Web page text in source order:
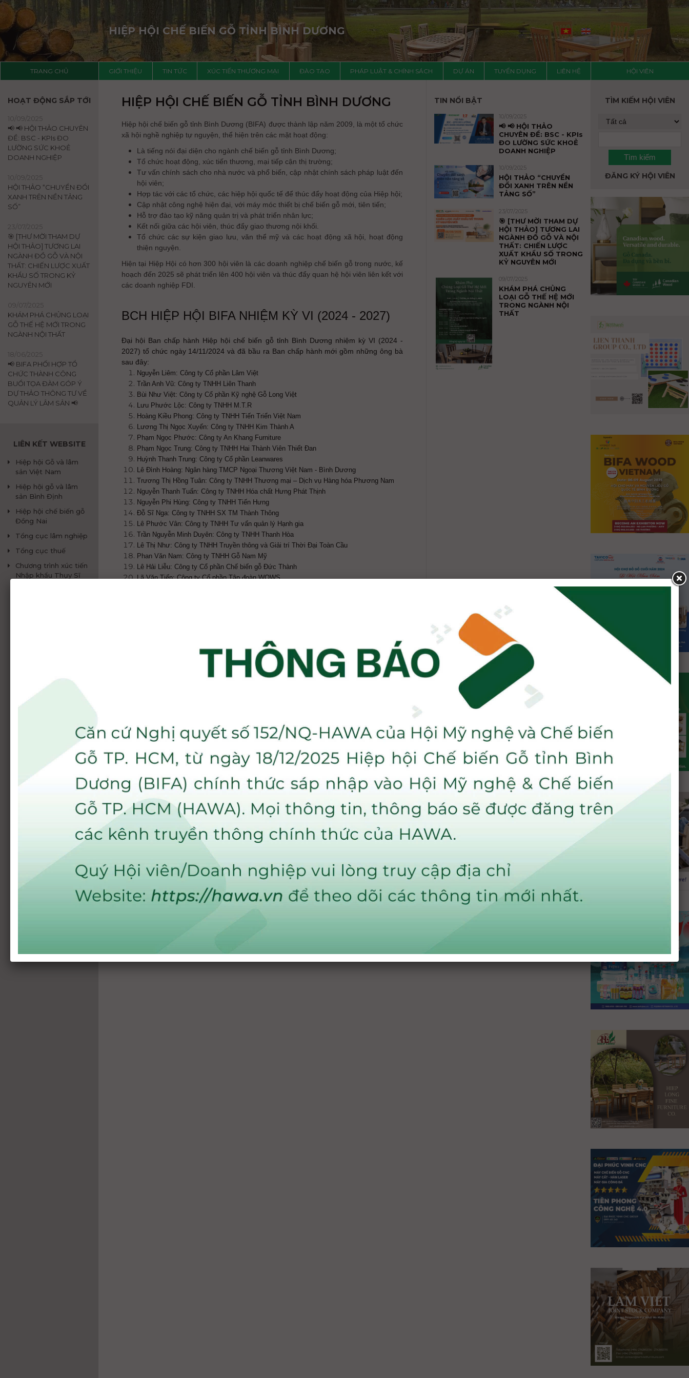
HIỆP HỘI CHẾ BIẾN GỖ TỈNH BÌNH DƯƠNG
TRANG CHỦ GIỚI THIỆU TIN TỨC XÚC TIẾN THƯƠNG MẠI ĐÀO TẠO PHÁP LUẬT & CHÍNH SÁCH DỰ ÁN TUYỂN DỤNG LIÊN HỆ HỘI VIÊN
HOẠT ĐỘNG SẮP TỚI
10/09/2025
📢 📢 HỘI THẢO CHUYÊN
ĐỀ: BSC - KPIs ĐO
LƯỜNG SỨC KHOẺ
DOANH NGHIỆP
10/09/2025
HỘI THẢO “CHUYỂN ĐỔI
XANH TRÊN NỀN TẢNG
SỐ”
23/07/2025
🎯 [THƯ MỜI THAM DỰ
HỘI THẢO] TƯƠNG LAI
NGÀNH ĐỒ GỖ VÀ NỘI
THẤT: CHIẾN LƯỢC XUẤT
KHẨU SỐ TRONG KỶ
NGUYÊN MỚI
09/07/2025
KHÁM PHÁ CHỦNG LOẠI
GỖ THẾ HỆ MỚI TRONG
NGÀNH NỘI THẤT
18/06/2025
📢 BIFA PHỐI HỢP TỔ
CHỨC THÀNH CÔNG
BUỔI TỌA ĐÀM GÓP Ý
DỰ THẢO THÔNG TƯ VỀ
QUẢN LÝ LÂM SẢN 📢
LIÊN KẾT WEBSITE
Hiệp hội Gỗ và lâm
sản Việt Nam
Hiệp hội gỗ và lâm
sản Bình Định
Hiệp hội chế biến gỗ
Đồng Nai
Tổng cục lâm nghiệp
Tổng cục thuế
Chương trình xúc tiến
Nhập khẩu Thụy Sĩ
HIỆP HỘI CHẾ BIẾN GỖ TỈNH BÌNH DƯƠNG
Hiệp hội chế biến gỗ tỉnh Bình Dương (BIFA) được thành lập năm 2009, là một tổ chức
xã hội nghề nghiệp tự nguyện, thể hiện trên các mặt hoạt động:
Là tiếng nói đại diện cho ngành chế biến gỗ tỉnh Bình Dương;
Tổ chức hoạt động, xúc tiến thương, mại tiếp cận thị trường;
Tư vấn chính sách cho nhà nước và phổ biến, cập nhật chính sách pháp luật đến
hội viên;
Hợp tác với các tổ chức, các hiệp hội quốc tế để thúc đẩy hoạt động của Hiệp hội;
Cập nhật công nghệ hiện đại, với máy móc thiết bị chế biến gỗ mới, tiên tiến;
Hỗ trợ đào tạo kỹ năng quản trị và phát triển nhân lực;
Kết nối giữa các hội viên, thúc đẩy giao thương nội khối.
Tổ chức các sự kiện giao lưu, văn thể mỹ và các hoạt động xã hội, hoạt động
thiện nguyện.
Hiện tại Hiệp Hội có hơn 300 hội viên là các doanh nghiệp chế biến gỗ trong nước, kế
hoạch đến 2025 sẽ phát triển lên 400 hội viên và thúc đẩy quan hệ hội viên liên kết với
các doanh nghiệp FDI.
BCH HIỆP HỘI BIFA NHIỆM KỲ VI (2024 - 2027)
Đại hội Ban chấp hành Hiệp hội chế biến gỗ tỉnh Bình Dương nhiệm kỳ VI (2024 -
2027) tổ chức ngày 14/11/2024 và đã bầu ra Ban chấp hành mới gồm những ông bà
sau đây:
Nguyễn Liêm: Công ty Cổ phần Lâm Việt
Trần Anh Vũ: Công ty TNHH Liên Thanh
Bùi Như Việt: Công ty Cổ phần Kỹ nghệ Gỗ Long Việt
Lưu Phước Lộc: Công ty TNHH M.T.R
Hoàng Kiều Phong: Công ty TNHH Tiến Triển Việt Nam
Lương Thị Ngọc Xuyến: Công ty TNHH Kim Thành A
Phạm Ngọc Phước: Công ty An Khang Furniture
Phạm Ngọc Trung: Công ty TNHH Hai Thành Viên Thiết Đan
Huỳnh Thanh Trung: Công ty Cổ phần Leanwares
Lê Đình Hoàng: Ngân hàng TMCP Ngoại Thương Việt Nam - Bình Dương
Trương Thị Hồng Tuân: Công ty TNHH Thương mại – Dịch vụ Hàng hóa Phương Nam
Nguyễn Thanh Tuấn: Công ty TNHH Hóa chất Hưng Phát Thịnh
Nguyễn Phi Hùng: Công ty TNHH Tiến Hưng
Đỗ Sĩ Nga: Công ty TNHH SX TM Thành Thông
Lê Phước Vân: Công ty TNHH Tư vấn quản lý Hạnh gia
Trần Nguyễn Minh Duyên: Công ty TNHH Thanh Hòa
Lê Thị Như: Công ty TNHH Truyền thông và Giải trí Thời Đại Toàn Cầu
Phan Văn Nam: Công ty TNHH Gỗ Nam Mỹ
Lê Hải Liễu: Công ty Cổ phần Chế biến gỗ Đức Thành
Lã Văn Tiến: Công ty Cổ phần Tập đoàn WOWS
Nguyễn Minh Nhật: Công ty TNHH Ván ép CK-XD Nhật Nam
Nguyễn Dương Hiệu: Công ty Cổ phần Công nghiệp và Thương mại Lidovit
Phan Văn Khôi: Công ty TNHH Sản xuất Thương Mại Quốc tế SIKABOND
Nguyễn Đình Anh Chi: Công ty TNHH Máy Chế biến Gỗ Thượng Nguyên
Nguyễn Liêm: Chủ tịch
Trần Anh Vũ: Phó chủ tịch - Kiêm Tổng thư ký
Bùi Như Việt: Phó chủ tịch
thường trực
Lưu Phước Lộc: Phó chủ tịch
Lương Thị Ngọc Xuyến:Phó chủ tịch - Kiêm Phó tổng thư ký
Phạm Ngọc Phước: UV Ban thường vụ
Ông Huỳnh Quang Thanh - Nguyên chủ tịch BIFA nhiệm kỳ II & III
(Nhiệm Kỳ VI 2024 - 2027)
Nguyễn Minh Nhật: Công ty TNHH Ván ép CK-XD Nhật Nam - Trưởng ban kiểm tra
Nguyễn Dương Hiệu: Công ty Cổ phần Công nghiệp và Thương mại Lidovit - Thành viên
Phan Văn Khôi: Công ty TNHH Sản xuất Thương Mại Quốc tế SIKABOND - Thành viên
TIN NỔI BẬT
10/09/2025
📢 📢 HỘI THẢO
CHUYÊN ĐỀ: BSC - KPIs
ĐO LƯỜNG SỨC KHOẺ
DOANH NGHIỆP
10/09/2025
HỘI THẢO “CHUYỂN
ĐỔI XANH TRÊN NỀN
TẢNG SỐ”
23/07/2025
🎯 [THƯ MỜI THAM DỰ
HỘI THẢO] TƯƠNG LAI
NGÀNH ĐỒ GỖ VÀ NỘI
THẤT: CHIẾN LƯỢC
XUẤT KHẨU SỐ TRONG
KỶ NGUYÊN MỚI
09/07/2025
KHÁM PHÁ CHỦNG
LOẠI GỖ THẾ HỆ MỚI
TRONG NGÀNH NỘI
THẤT
TÌM KIẾM HỘI VIÊN
ĐĂNG KÝ HỘI VIÊN